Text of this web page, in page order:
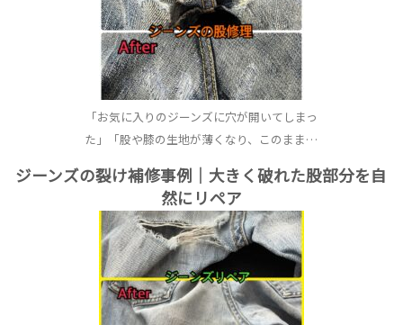
「お気に入りのジーンズに穴が開いてしまっ
た」「股や膝の生地が薄くなり、このまま…
ジーンズの裂け補修事例｜大きく破れた股部分を自
然にリペア